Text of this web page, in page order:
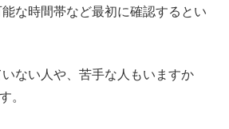
な時間帯など最初に確認するとい
ない人や、苦手な人もいますか
。